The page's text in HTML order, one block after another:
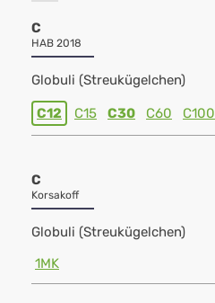
C
HAB 2018
Globuli (Streukügelchen)
C12 C15 C30 C60 C100
C
Korsakoff
Globuli (Streukügelchen)
1MK